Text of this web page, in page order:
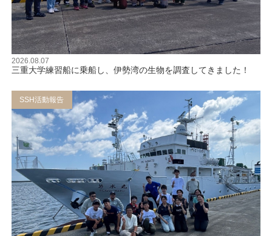
2026.08.07
三重大学練習船に乗船し、伊勢湾の生物を調査してきました！
SSH活動報告